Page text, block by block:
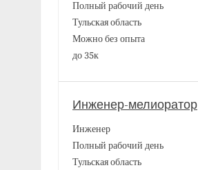
Полный рабочий день
Тульская область
Можно без опыта
до 35к
Инженер-мелиоратор
Инженер
Полный рабочий день
Тульская область